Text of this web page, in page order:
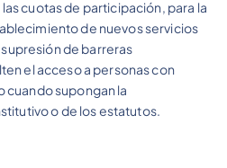
cuotas de participación, para la
de nuevos servicios
de barreras
el acceso a personas con
cuando supongan la
o de los estatutos.